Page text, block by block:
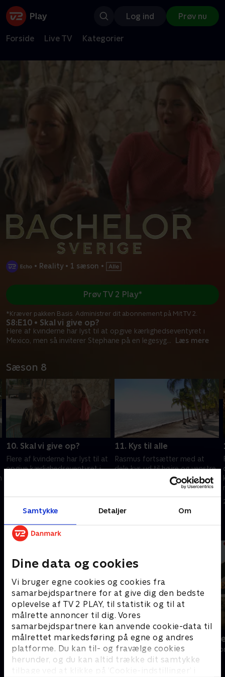
Samtykke Detaljer Om
Dine data og cookies
Vi bruger egne cookies og cookies fra
samarbejdspartnere for at give dig den bedste
oplevelse af TV 2 PLAY, til statistik og til at
målrette annoncer til dig. Vores
samarbejdspartnere kan anvende cookie-data til
målrettet markedsføring på egne og andres
platforme. Du kan til- og fravælge cookies
herunder, og du kan altid trække dit samtykke
tilbage ved at klikke på ’Cookie-indstillinger’ i
Log ind Prøv nu
Forside Live TV Kategorier
• Reality • 1 sæson •
S8:E10 • Skal vi give op?
Flere af kvinderne har lyst til at opgive kærlighedseventyret i
Mexico, men så inviterer Stephane på en legesyg... Læs mere
Prøv TV 2 Play*
*Kræver pakken Basis. Administrer dit abonnement på Mit TV 2.
Sæson 8
10. Skal vi give op?
Flere af kvinderne har lyst til at
opgive kærlighedseventyret i
Kan det få smilet frem hos
kvinderne?
11. Kys til alle
Rasmus fortsætter med at
dele kys ud til højre og venstre,
og det giver kvinderne blod på
tanden. En af dem er dog i
tvivl, om hun vil date begge
bachelors.
Andre så også
Landmand søger kærlighed
Reality • 13 sæsoner Reality • 4